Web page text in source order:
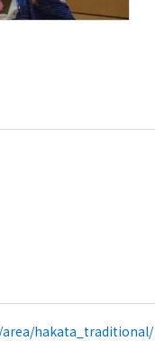
hakata_traditional/